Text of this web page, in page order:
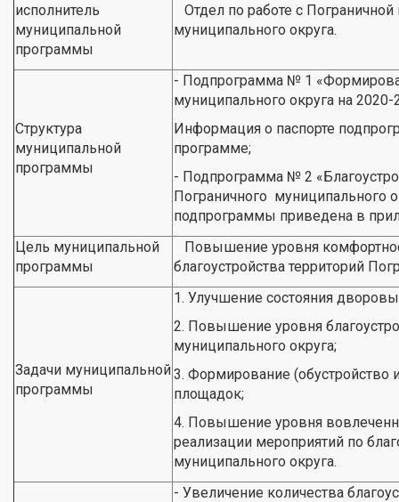
исполнитель
муниципальной
программы
Отдел по работе с
муниципального округа.
Структура
муниципальной
программы
- Подпрограмма № 1
муниципального округа на
Информация о паспорте
программе;
- Подпрограмма № 2
Пограничного муниципального
подпрограммы приведена в
Цель муниципальной
программы
Повышение уровня
благоустройства территорий
Задачи муниципальной
программы
1. Улучшение состояния
2. Повышение уровня
муниципального округа;
3. Формирование (обустройство
площадок;
4. Повышение уровня
реализации мероприятий по
муниципального округа.
- Увеличение количества